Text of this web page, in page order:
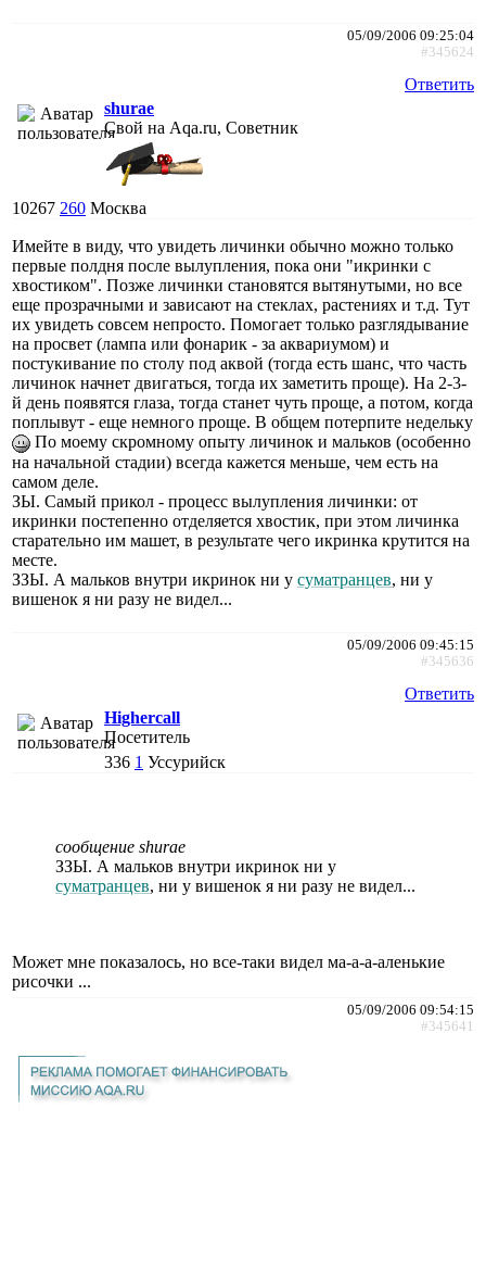
05/09/2006 09:25:04
#345624
Ответить
shurae
Свой на Aqa.ru, Советник
10267 260 Москва
Имейте в виду, что увидеть личинки обычно можно только
первые полдня после вылупления, пока они "икринки с
хвостиком". Позже личинки становятся вытянутыми, но все
еще прозрачными и зависают на стеклах, растениях и т.д. Тут
их увидеть совсем непросто. Помогает только разглядывание
на просвет (лампа или фонарик - за аквариумом) и
постукивание по столу под аквой (тогда есть шанс, что часть
личинок начнет двигаться, тогда их заметить проще). На 2-3-
й день появятся глаза, тогда станет чуть проще, а потом, когда
поплывут - еще немного проще. В общем потерпите недельку
По моему скромному опыту личинок и мальков (особенно
на начальной стадии) всегда кажется меньше, чем есть на
самом деле.
ЗЫ. Самый прикол - процесс вылупления личинки: от
икринки постепенно отделяется хвостик, при этом личинка
старательно им машет, в результате чего икринка крутится на
месте.
ЗЗЫ. А мальков внутри икринок ни у суматранцев, ни у
вишенок я ни разу не видел...
05/09/2006 09:45:15
#345636
Ответить
Highercall
Посетитель
336 1 Уссурийск
сообщение shurae
ЗЗЫ. А мальков внутри икринок ни у
суматранцев, ни у вишенок я ни разу не видел...
Может мне показалось, но все-таки видел ма-а-а-аленькие
рисочки ...
05/09/2006 09:54:15
#345641